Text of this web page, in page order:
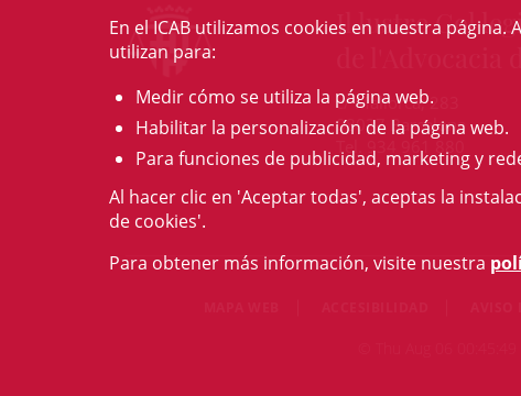
Il·lustre
c/ Mallorca, 283
08037 Barcelona
Tel. 934 961 880
© Thu Aug 06
En el ICAB utilizamos cookies en nuestra
utilizan para:
Medir cómo se utiliza la página web.
Habilitar la personalización de la página web.
Para funciones de publicidad, marketing y
Al hacer clic en 'Aceptar todas', aceptas la
de cookies'.
Para obtener más información, visite nuestra